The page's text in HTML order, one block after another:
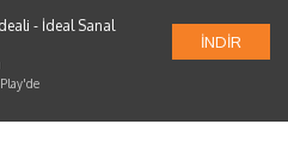
- İdeal Sanal
İNDİR